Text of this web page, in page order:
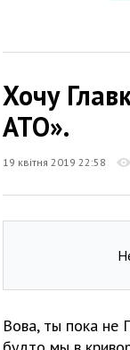
Хочу
АТО».
19 квітня 2019 22:58
Вова, ты пока не